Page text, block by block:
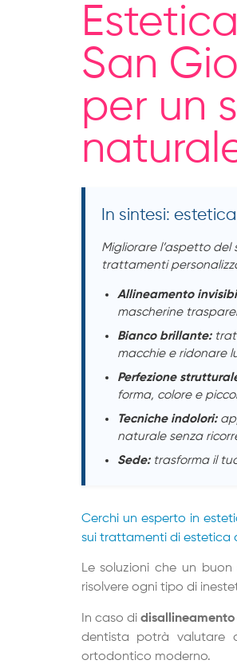
San
per un
In sintesi:
Migliorare l’aspetto
trattamenti
Allineamento
mascherine
Bianco brillante:
macchie e ridonare
Perfezione
forma, colore e
Tecniche indolori:
naturale senza
Sede:trasforma il
Cerchi un esperto in
sui trattamenti di estetica
Le soluzioni che un
risolvere ogni tipo di
In caso di
dentista potrà valutare
ortodontico moderno.